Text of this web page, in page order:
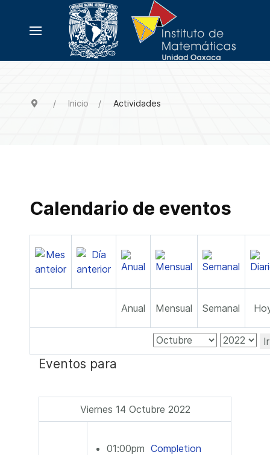
Inicio Actividades
Calendario de eventos
Anual Mensual Semanal
Eventos para
Viernes 14 Octubre 2022
01:00pm Completion